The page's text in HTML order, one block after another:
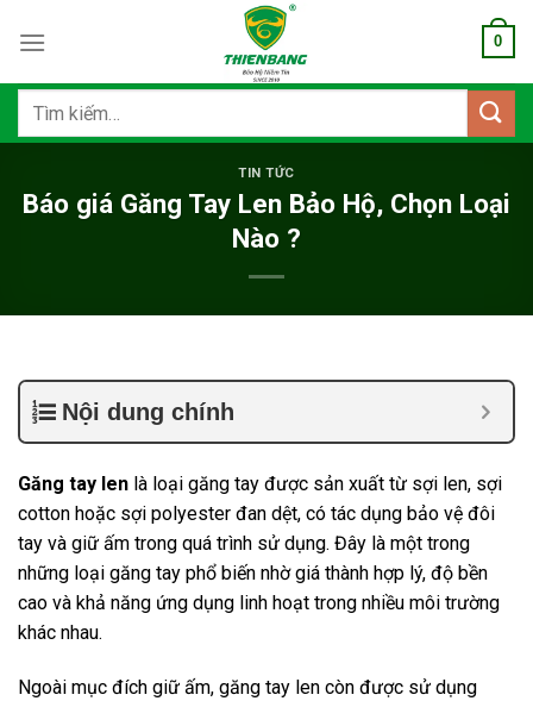
qua
dung
0
Tìm
TIN TỨC
Báo giá Găng Tay Len Bảo Hộ, Chọn Loại
Nào ?
Nội dung chính
Găng tay len là loại găng tay được sản xuất từ sợi len, sợi
cotton hoặc sợi polyester đan dệt, có tác dụng bảo vệ đôi
tay và giữ ấm trong quá trình sử dụng. Đây là một trong
những loại găng tay phổ biến nhờ giá thành hợp lý, độ bền
cao và khả năng ứng dụng linh hoạt trong nhiều môi trường
khác nhau.
Ngoài mục đích giữ ấm, găng tay len còn được sử dụng